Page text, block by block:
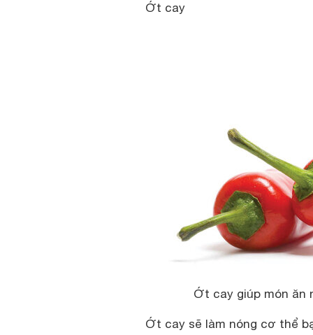
Ớt cay
Ớt cay giúp món ăn
Ớt cay sẽ làm nóng cơ thể